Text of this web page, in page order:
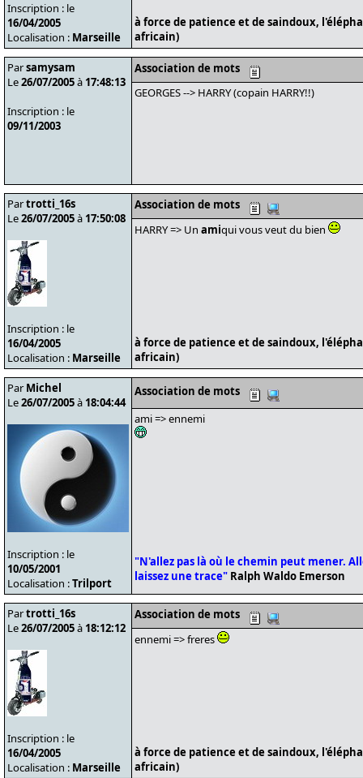
Inscription : le
16/04/2005
Localisation : Marseille
à force de patience et de saindoux,
africain)
Parsamysam
Le26/07/2005à 17:48:13
Inscription : le
09/11/2003
Association de mots
GEORGES --> HARRY (copain HARRY!!)
Partrotti_16s
Le26/07/2005à 17:50:08
Inscription : le
16/04/2005
Localisation : Marseille
Association de mots
HARRY => Un amiqui vous veut du bien
à force de patience et de saindoux,
africain)
Par Michel
Le26/07/2005à 18:04:44
Inscription : le
10/05/2001
Localisation :Trilport
Association de mots
ami => ennemi
"N'allez pas là où le chemin peut mener.
laissez une trace" Ralph Waldo Emerson
Partrotti_16s
Le26/07/2005à 18:12:12
Inscription : le
16/04/2005
Localisation : Marseille
Association de mots
ennemi => freres
à force de patience et de saindoux,
africain)